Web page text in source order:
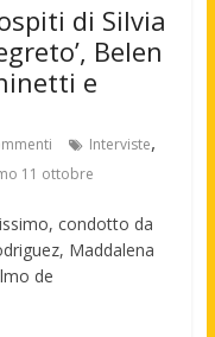
di Silvia
Belen
e
Interviste,
11 ottobre
condotto da
Maddalena
de